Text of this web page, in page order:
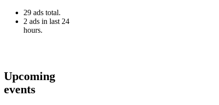
29 ads total.
2 ads in last 24
hours.
Upcoming
events